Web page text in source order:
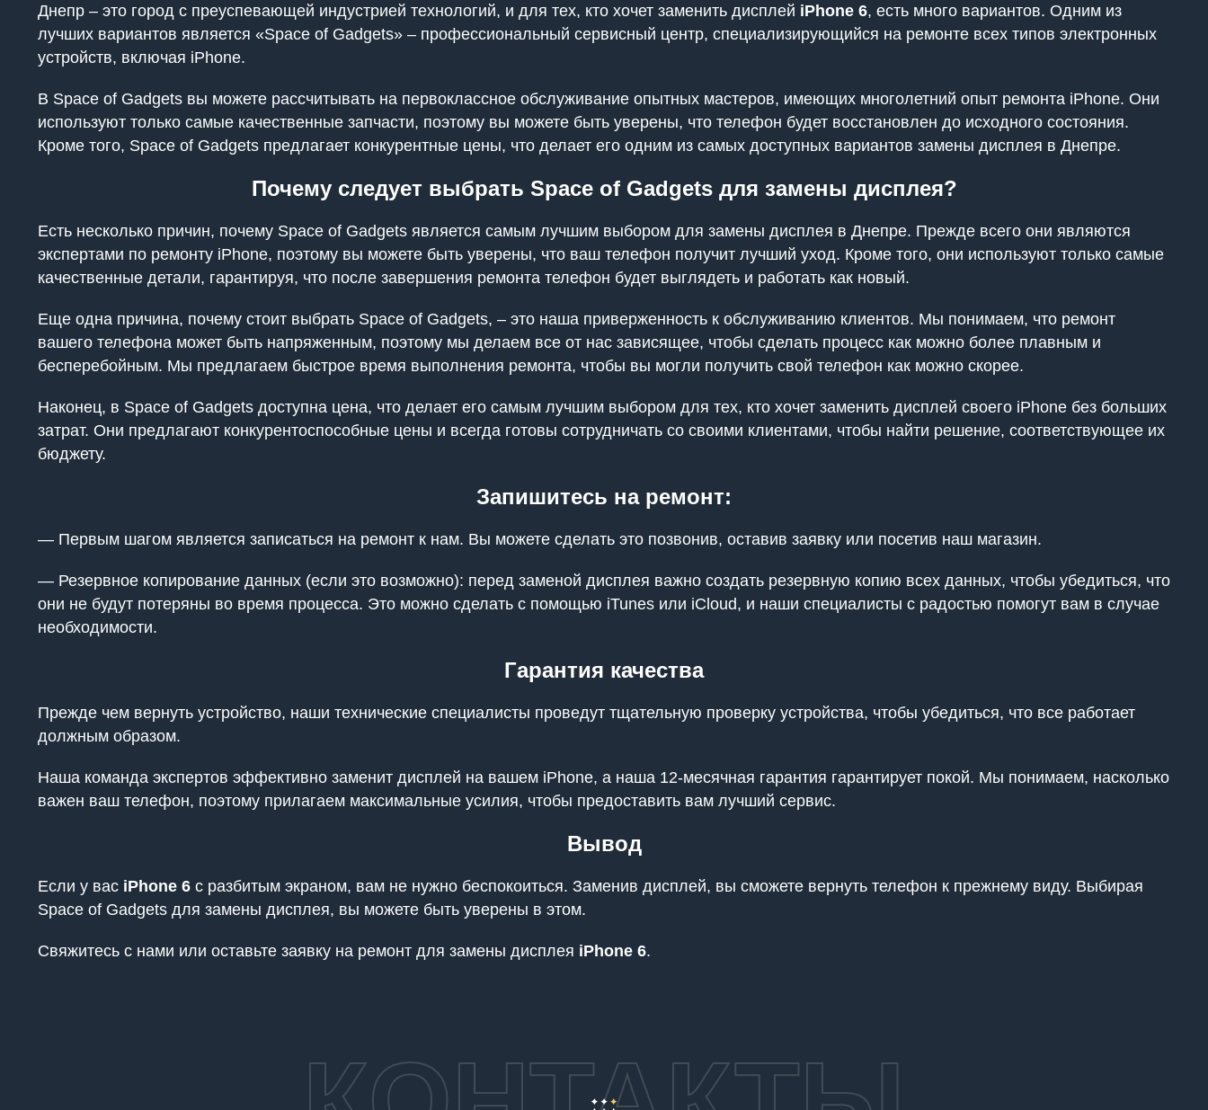
Днепр – это город с преуспевающей индустрией технологий, и для тех, кто хочет заменить дисплей iPhone 6, есть много вариантов. Одним из
лучших вариантов является «Space of Gadgets» – профессиональный сервисный центр, специализирующийся на ремонте всех типов электронных
устройств, включая iPhone.
В Space of Gadgets вы можете рассчитывать на первоклассное обслуживание опытных мастеров, имеющих многолетний опыт ремонта iPhone. Они
используют только самые качественные запчасти, поэтому вы можете быть уверены, что телефон будет восстановлен до исходного состояния.
Кроме того, Space of Gadgets предлагает конкурентные цены, что делает его одним из самых доступных вариантов замены дисплея в Днепре.
Почему следует выбрать Space of Gadgets для замены дисплея?
Есть несколько причин, почему Space of Gadgets является самым лучшим выбором для замены дисплея в Днепре. Прежде всего они являются
экспертами по ремонту iPhone, поэтому вы можете быть уверены, что ваш телефон получит лучший уход. Кроме того, они используют только самые
качественные детали, гарантируя, что после завершения ремонта телефон будет выглядеть и работать как новый.
Еще одна причина, почему стоит выбрать Space of Gadgets, – это наша приверженность к обслуживанию клиентов. Мы понимаем, что ремонт
вашего телефона может быть напряженным, поэтому мы делаем все от нас зависящее, чтобы сделать процесс как можно более плавным и
бесперебойным. Мы предлагаем быстрое время выполнения ремонта, чтобы вы могли получить свой телефон как можно скорее.
Наконец, в Space of Gadgets доступна цена, что делает его самым лучшим выбором для тех, кто хочет заменить дисплей своего iPhone без больших
затрат. Они предлагают конкурентоспособные цены и всегда готовы сотрудничать со своими клиентами, чтобы найти решение, соответствующее их
бюджету.
Запишитесь на ремонт:
— Первым шагом является записаться на ремонт к нам. Вы можете сделать это позвонив, оставив заявку или посетив наш магазин.
— Резервное копирование данных (если это возможно): перед заменой дисплея важно создать резервную копию всех данных, чтобы убедиться, что
они не будут потеряны во время процесса. Это можно сделать с помощью iTunes или iCloud, и наши специалисты с радостью помогут вам в случае
необходимости.
Гарантия качества
Прежде чем вернуть устройство, наши технические специалисты проведут тщательную проверку устройства, чтобы убедиться, что все работает
должным образом.
Наша команда экспертов эффективно заменит дисплей на вашем iPhone, а наша 12-месячная гарантия гарантирует покой. Мы понимаем, насколько
важен ваш телефон, поэтому прилагаем максимальные усилия, чтобы предоставить вам лучший сервис.
Вывод
Если у вас iPhone 6 с разбитым экраном, вам не нужно беспокоиться. Заменив дисплей, вы сможете вернуть телефон к прежнему виду. Выбирая
Space of Gadgets для замены дисплея, вы можете быть уверены в этом.
Свяжитесь с нами или оставьте заявку на ремонт для замены дисплея iPhone 6.